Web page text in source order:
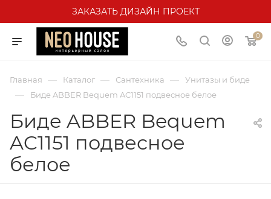
ЗАКАЗАТЬ ДИЗАЙН ПРОЕКТ
0
Главная — Каталог — Сантехника — Унитазы и биде
— Биде ABBER Bequem AC1151 подвесное белое
Биде ABBER Bequem
AC1151 подвесное
белое